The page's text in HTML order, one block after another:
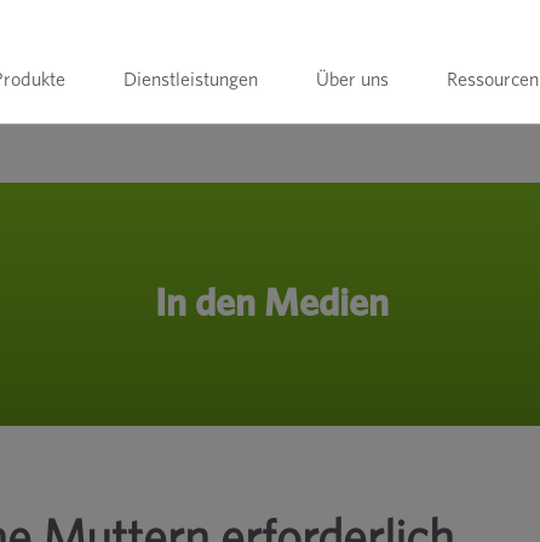
Dienstleistungen Über uns Ressourcen
In den Medien